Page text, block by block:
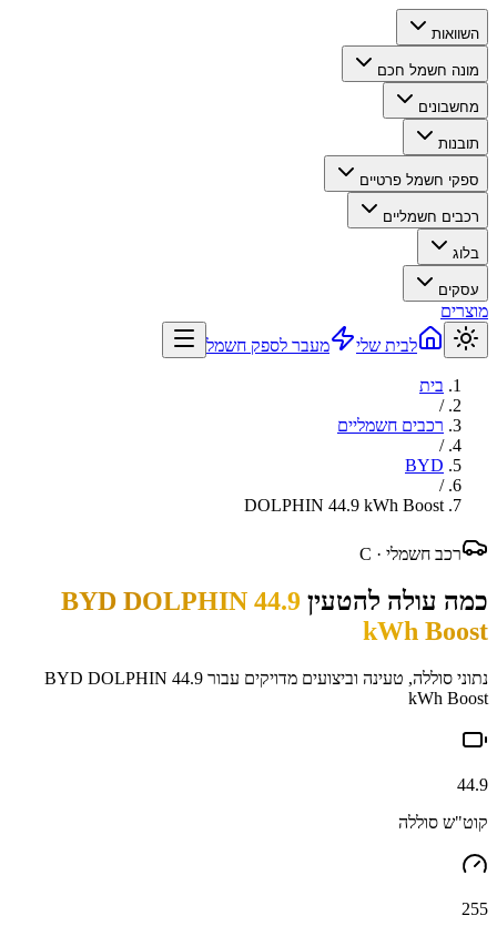
השוואות
מונה חשמל חכם
מחשבונים
תובנות
ספקי חשמל פרטיים
רכבים חשמליים
בלוג
עסקים
מוצרים
לבית שלי
מעבר לספק חשמל
בית
/
רכבים חשמליים
/
BYD
/
DOLPHIN 44.9 kWh Boost
רכב חשמלי · C
כמה עולה להטעין BYD DOLPHIN 44.9
kWh Boost
נתוני סוללה, טעינה וביצועים מדויקים עבור BYD DOLPHIN 44.9
kWh Boost
44.9
קוט"ש סוללה
255